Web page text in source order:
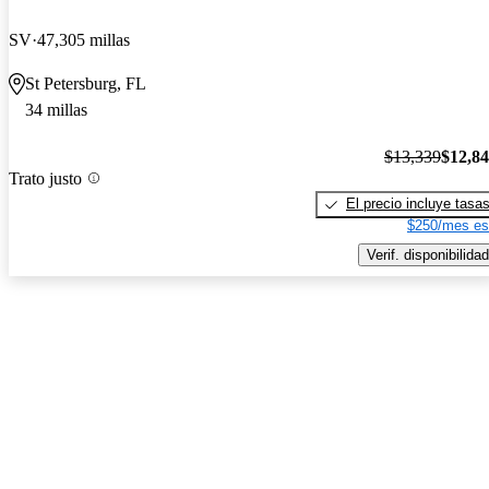
SV 47,305 millas
St Petersburg, FL
34 millas
Trato justo
$13,339
El precio incluye tasas
$250/mes
Verif. disponibilidad